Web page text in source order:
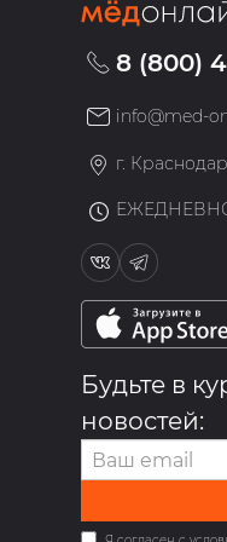
8 (800)
info@med-
г.
Будьте в
новостей: